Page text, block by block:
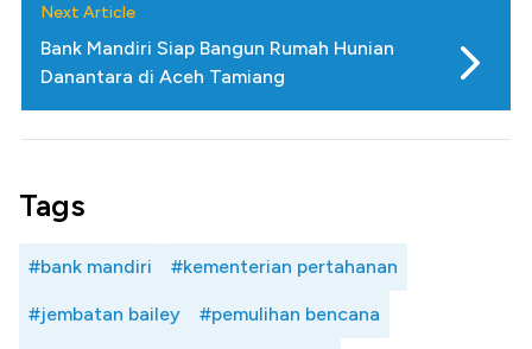
Next Article
Bank Mandiri Siap Bangun Rumah Hunian
Danantara di Aceh Tamiang
Tags
#bank mandiri #kementerian pertahanan
#jembatan bailey #pemulihan bencana